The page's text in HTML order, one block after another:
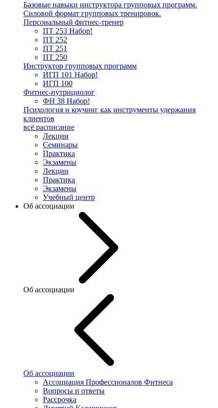
Базовые навыки инструктора групповых программ.
Силовой формат групповых тренировок.
Персональный фитнес-тренер
ПТ 253 Набор!
ПТ 252
ПТ 251
ПТ 250
Инструктор групповых программ
ИГП 101 Набор!
ИГП 100
Фитнес-нутрициолог
ФН 38 Набор!
Психология и коучинг как инструменты удержания
клиентов
всё расписание
Лекции
Семинары
Практика
Экзамены
Лекции
Практика
Экзамены
Учебный центр
Об ассоциации
Об ассоциации
Об ассоциации
Ассоциация Профессионалов Фитнеса
Вопросы и ответы
Рассрочка